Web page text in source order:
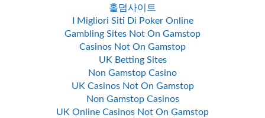
홀덤사이트
I Migliori Siti Di Poker Online
Gambling Sites Not On Gamstop
Casinos Not On Gamstop
UK Betting Sites
Non Gamstop Casino
UK Casinos Not On Gamstop
Non Gamstop Casinos
UK Online Casinos Not On Gamstop